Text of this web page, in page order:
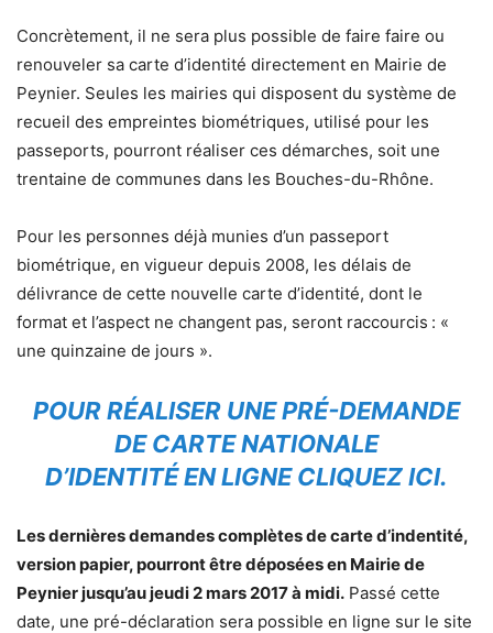
Concrètement, il ne sera plus possible de faire faire ou
renouveler sa carte d’identité directement en Mairie de
Peynier. Seules les mairies qui disposent du système de
recueil des empreintes biométriques, utilisé pour les
passeports, pourront réaliser ces démarches, soit une
trentaine de communes dans les Bouches-du-Rhône.
Pour les personnes déjà munies d’un passeport
biométrique, en vigueur depuis 2008, les délais de
délivrance de cette nouvelle carte d’identité, dont le
format et l’aspect ne changent pas, seront raccourcis : «
une quinzaine de jours ».
POUR RÉALISER UNE PRÉ-DEMANDE
DE CARTE NATIONALE
D’IDENTITÉ EN LIGNE CLIQUEZ ICI.
Les dernières demandes complètes de carte d’indentité,
version papier, pourront être déposées en Mairie de
Peynier jusqu’au jeudi 2 mars 2017 à midi. Passé cette
date, une pré-déclaration sera possible en ligne sur le site